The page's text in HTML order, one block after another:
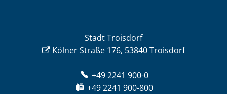
Stadt Troisdorf
Kölner Straße 176, 53840 Troisdorf
+49 2241 900-0
+49 2241 900-800